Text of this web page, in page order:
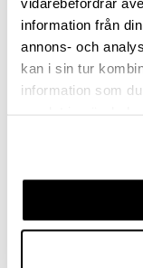
information från
annons- och
kan i sin tur
information som
Malmö butik
Stockholm butik
Snabba
SPECIFIKATION